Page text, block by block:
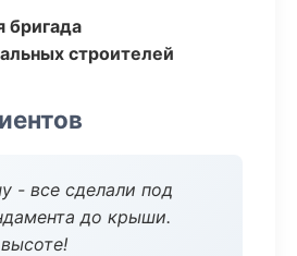
бригада
строителей
- все сделали под
до крыши.